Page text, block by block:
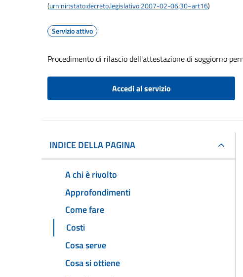
(urn:nir:stato:decreto.legislativo:2007-02-06;30~art16)
Servizio attivo
Procedimento di rilascio dell'attestazione di soggiorno
Accedi al servizio
INDICE DELLA PAGINA
A chi è rivolto
Approfondimenti
Come fare
Costi
Cosa serve
Cosa si ottiene